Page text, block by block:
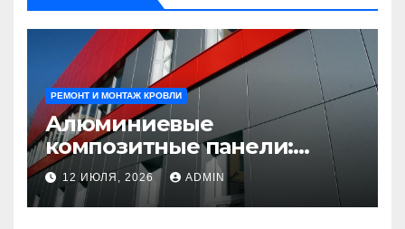
РЕМОНТ И МОНТАЖ КРОВЛИ
Алюминиевые
композитные панели:
универсальное решение
для современного
строительства и дизайна
12 ИЮЛЯ, 2026 ADMIN